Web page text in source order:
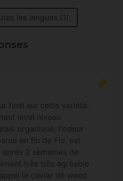
les langues (1)
final sur cette variété.
level niveau
organique, l'odeur
en fin de Flo, est
2 semaines de
très très agréable
le caviar de weed